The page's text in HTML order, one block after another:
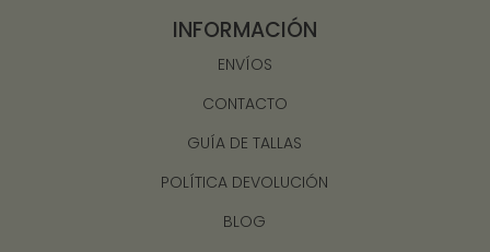
INFORMACIÓN
ENVÍOS
CONTACTO
GUÍA DE TALLAS
POLÍTICA DEVOLUCIÓN
BLOG